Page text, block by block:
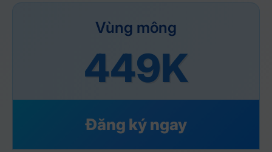
Vùng mông
449K
Đăng ký ngay